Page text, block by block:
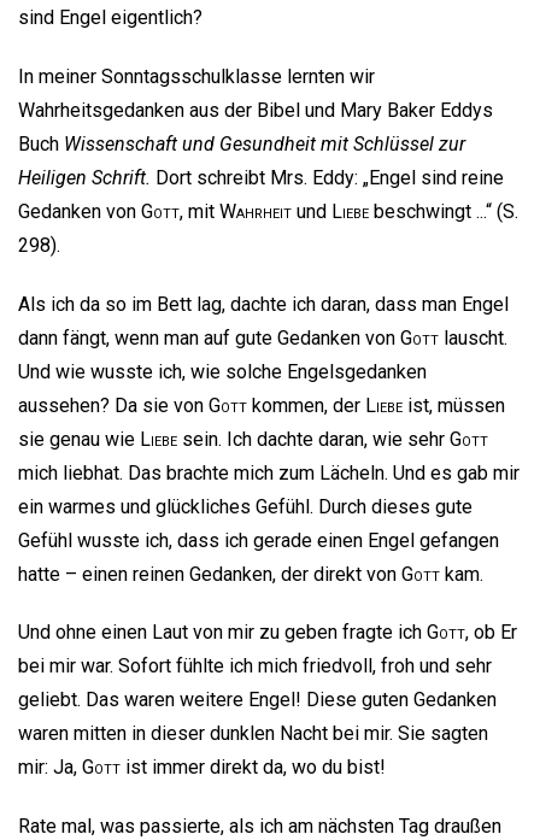
sind Engel eigentlich?
In meiner Sonntagsschulklasse lernten wir
Wahrheitsgedanken aus der Bibel und Mary Baker Eddys
Buch Wissenschaft und Gesundheit mit Schlüssel zur
Heiligen Schrift. Dort schreibt Mrs. Eddy: „Engel sind reine
Gedanken von Gott, mit Wahrheit und Liebe beschwingt ...“ (S.
298).
Als ich da so im Bett lag, dachte ich daran, dass man Engel
dann fängt, wenn man auf gute Gedanken von Gott lauscht.
Und wie wusste ich, wie solche Engelsgedanken
aussehen? Da sie von Gott kommen, der Liebe ist, müssen
sie genau wie Liebe sein. Ich dachte daran, wie sehr Gott
mich liebhat. Das brachte mich zum Lächeln. Und es gab mir
ein warmes und glückliches Gefühl. Durch dieses gute
Gefühl wusste ich, dass ich gerade einen Engel gefangen
hatte – einen reinen Gedanken, der direkt von Gott kam.
Und ohne einen Laut von mir zu geben fragte ich Gott, ob Er
bei mir war. Sofort fühlte ich mich friedvoll, froh und sehr
geliebt. Das waren weitere Engel! Diese guten Gedanken
waren mitten in dieser dunklen Nacht bei mir. Sie sagten
mir: Ja, Gott ist immer direkt da, wo du bist!
Rate mal, was passierte, als ich am nächsten Tag draußen